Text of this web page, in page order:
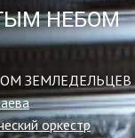
НЕБОМ
ЗЕМЛЕДЕЛЬЦЕВ
оркестр